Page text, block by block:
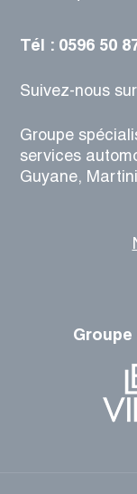
Tél : 0596 50
Suivez-nous
Groupe
services
Guyane,